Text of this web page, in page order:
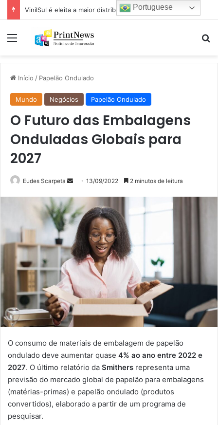
Menu
Início / Papelão Ondulado
Mundo Negócios Papelão Ondulado
O Futuro das Embalagens
Onduladas Globais para
2027
Eudes Scarpeta
Mande
mail
13/09/2022 2 minutos de leitura
O consumo de materiais de embalagem de papelão
ondulado deve aumentar quase 4% ao ano entre 2022 e
2027. O último relatório da Smithers representa uma
previsão do mercado global de papelão para embalagens
(matérias-primas) e papelão ondulado (produtos
convertidos), elaborado a partir de um programa de
pesquisar.
Portuguese